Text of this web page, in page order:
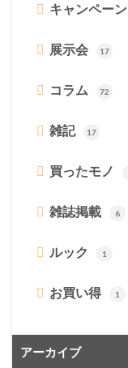
キャンペーン
展示会 17
コラム 72
雑記 17
買ったモノ
雑誌掲載 6
ルック 1
お買い得 1
アーカイブ